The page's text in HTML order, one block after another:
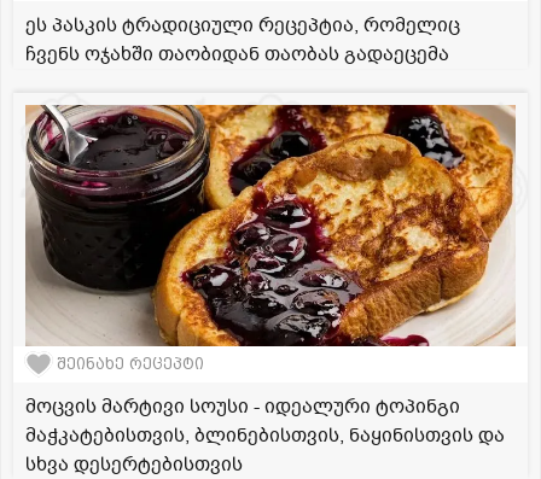
ეს პასკის ტრადიციული რეცეპტია, რომელიც
ჩვენს ოჯახში თაობიდან თაობას გადაეცემა
შეინახე რეცეპტი
მოცვის მარტივი სოუსი - იდეალური ტოპინგი
მაჭკატებისთვის, ბლინებისთვის, ნაყინისთვის და
სხვა დესერტებისთვის